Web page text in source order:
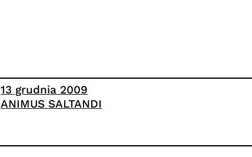
13 grudnia 2009
ANIMUS SALTANDI